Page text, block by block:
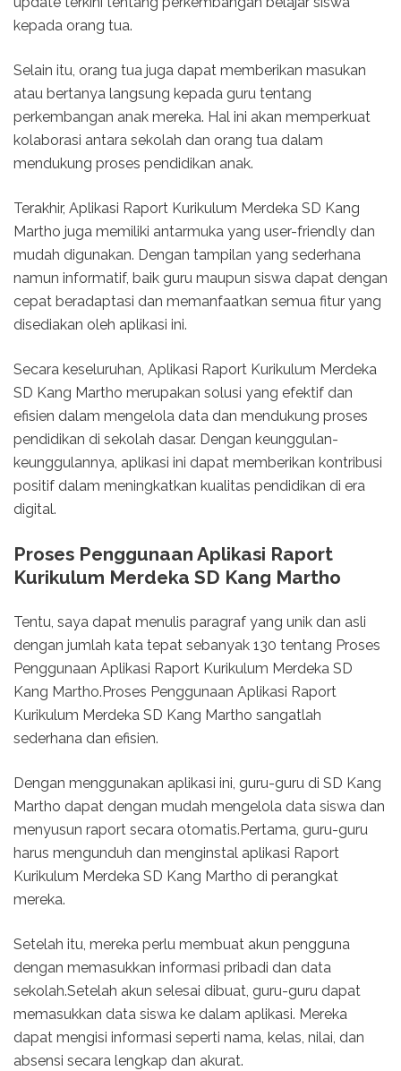
kepada orang tua.
Selain itu, orang tua juga dapat memberikan masukan
atau bertanya langsung kepada guru tentang
perkembangan anak mereka. Hal ini akan memperkuat
kolaborasi antara sekolah dan orang tua dalam
mendukung proses pendidikan anak.
Terakhir, Aplikasi Raport Kurikulum Merdeka SD Kang
Martho juga memiliki antarmuka yang user-friendly dan
mudah digunakan. Dengan tampilan yang sederhana
namun informatif, baik guru maupun siswa dapat dengan
cepat beradaptasi dan memanfaatkan semua fitur yang
disediakan oleh aplikasi ini.
Secara keseluruhan, Aplikasi Raport Kurikulum Merdeka
SD Kang Martho merupakan solusi yang efektif dan
efisien dalam mengelola data dan mendukung proses
pendidikan di sekolah dasar. Dengan keunggulan-
keunggulannya, aplikasi ini dapat memberikan kontribusi
positif dalam meningkatkan kualitas pendidikan di era
digital.
Proses Penggunaan Aplikasi Raport
Kurikulum Merdeka SD Kang Martho
Tentu, saya dapat menulis paragraf yang unik dan asli
dengan jumlah kata tepat sebanyak 130 tentang Proses
Penggunaan Aplikasi Raport Kurikulum Merdeka SD
Kang Martho.Proses Penggunaan Aplikasi Raport
Kurikulum Merdeka SD Kang Martho sangatlah
sederhana dan efisien.
Dengan menggunakan aplikasi ini, guru-guru di SD Kang
Martho dapat dengan mudah mengelola data siswa dan
menyusun raport secara otomatis.Pertama, guru-guru
harus mengunduh dan menginstal aplikasi Raport
Kurikulum Merdeka SD Kang Martho di perangkat
mereka.
Setelah itu, mereka perlu membuat akun pengguna
dengan memasukkan informasi pribadi dan data
sekolah.Setelah akun selesai dibuat, guru-guru dapat
memasukkan data siswa ke dalam aplikasi. Mereka
dapat mengisi informasi seperti nama, kelas, nilai, dan
absensi secara lengkap dan akurat.